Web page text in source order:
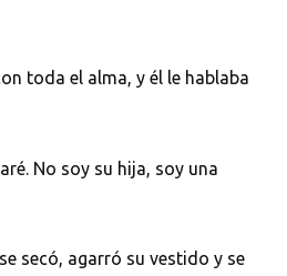
toda el alma, y él le hablaba
No soy su hija, soy una
secó, agarró su vestido y se